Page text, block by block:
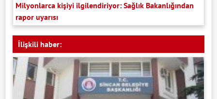
Milyonlarca kişiyi ilgilendiriyor: Sağlık Bakanlığından
rapor uyarısı
İlişkili haber: